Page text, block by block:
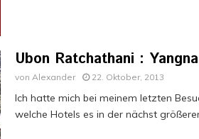
Ubon Ratchathani :
von Alexander 22. Oktober, 2013
Ich hatte mich bei meinem letzten
welche Hotels es in der nächst